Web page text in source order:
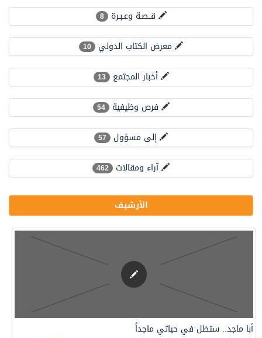
قــصـة وعـبـرة 8
معرض الكتاب الدولي 10
أخبار المجتمع 13
فرص وظيفية 54
إلى مسؤول 57
آراء ومقالات 462
الأرشيف
أبا ماجد.. ستظل في حياتي ماجداً